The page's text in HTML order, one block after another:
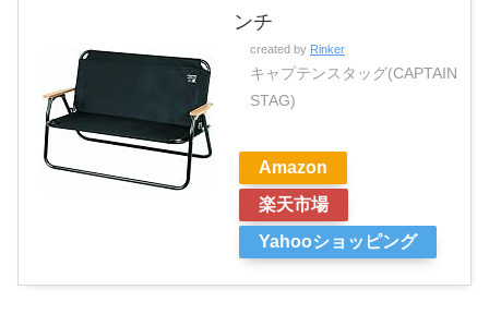
ンチ
created by Rinker
キャプテンスタッグ(CAPTAIN
STAG)
Amazon
楽天市場
Yahooショッピング